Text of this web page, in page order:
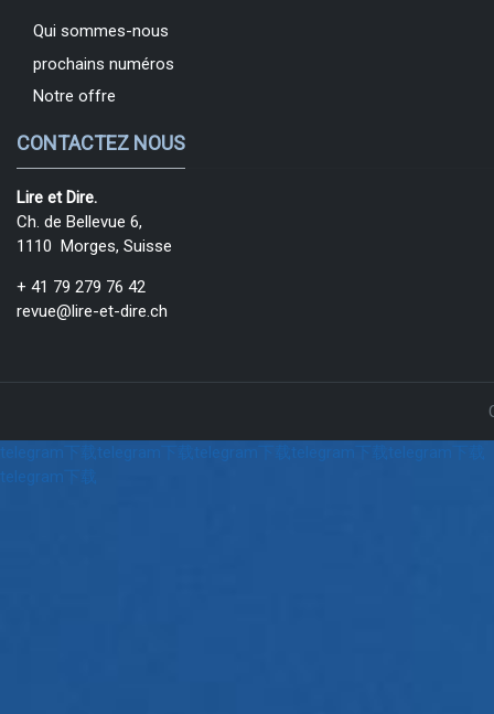
Qui sommes-nous
prochains numéros
Notre offre
CONTACTEZ NOUS
Lire et Dire.
Ch. de Bellevue 6,
1110 Morges, Suisse
+ 41 79 279 76 42
revue@lire-et-dire.ch
telegram下载telegram下载 telegram下载 telegram下载 telegram下载
telegram下载